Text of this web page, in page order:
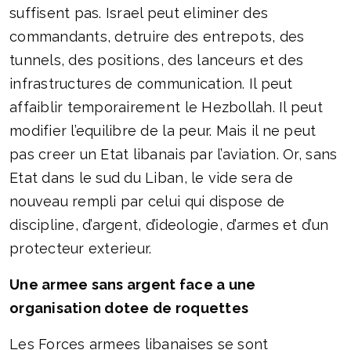
suffisent pas. Israel peut eliminer des
commandants, detruire des entrepots, des
tunnels, des positions, des lanceurs et des
infrastructures de communication. Il peut
affaiblir temporairement le Hezbollah. Il peut
modifier l’equilibre de la peur. Mais il ne peut
pas creer un Etat libanais par l’aviation. Or, sans
Etat dans le sud du Liban, le vide sera de
nouveau rempli par celui qui dispose de
discipline, d’argent, d’ideologie, d’armes et d’un
protecteur exterieur.
Une armee sans argent face a une
organisation dotee de roquettes
Les Forces armees libanaises se sont